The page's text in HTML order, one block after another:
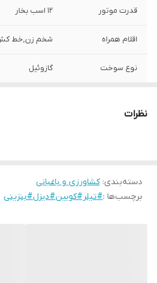
قدرت موتور 12 اسب بخار
اقلام همراه شخم زن,خط کش
نوع سوخت گازوئیل
نظرات
دسته‌بندی:کشاورزی و باغبانی
برچسب‌ها :#تیلر#کویین#دیزل#بنزینی